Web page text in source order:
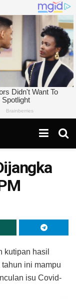
kutipan hasil
ini mampu
isu Covid-